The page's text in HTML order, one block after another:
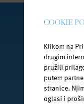
COOKIE
Klikom na
drugim
pružili
putem
stranice.
oglasi i